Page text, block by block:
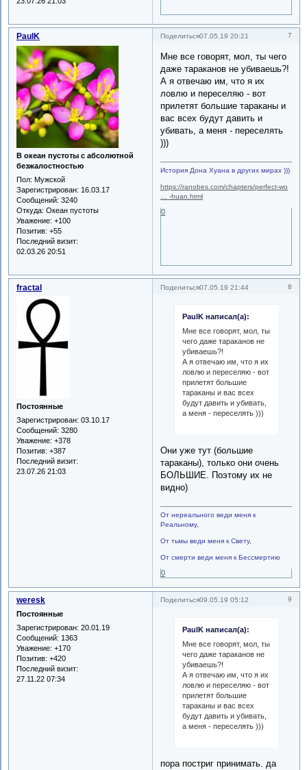
Поделиться 7
07.05.19 20:21
PaulK
В океан пустоты с абсолютной
безжалостностью
Пол: Мужской
Зарегистрирован: 16.03.17
Сообщений: 3240
Откуда: Океан пустоты
Уважение: +100
Позитив: +55
Последний визит:
02.03.26 20:51
Мне все говорят, мол, ты чего
даже тараканов не убиваешь?!
А я отвечаю им, что я их
ловлю и переселяю - вот
прилетят большие тараканы и
вас всех будут давить и
убивать, а меня - переселять
)))
История Дона Хуана в других мирах )))
https://ranobes.com/chapters/perfect-wo
… -huan.html
0
Поделиться 8
07.05.19 21:44
fractal
Постоянные
Зарегистрирован: 03.10.17
Сообщений: 3280
Уважение: +378
Позитив: +387
Последний визит:
23.07.26 21:03
PaulK написал(а):
Мне все говорят, мол, ты
чего даже тараканов не
убиваешь?!
А я отвечаю им, что я их
ловлю и переселяю - вот
прилетят большие
тараканы и вас всех
будут давить и убивать,
а меня - переселять )))
Они уже тут (большие
тараканы), только они очень
БОЛЬШИЕ. Поэтому их не
видно)
От нереального веди меня к
Реальному,
От тьмы веди меня к Свету,
От смерти веди меня к Бессмертию
0
Поделиться 9
09.05.19 05:12
weresk
Постоянные
Зарегистрирован: 20.01.19
Сообщений: 1363
Уважение: +170
Позитив: +420
Последний визит:
27.11.22 07:34
PaulK написал(а):
Мне все говорят, мол, ты
чего даже тараканов не
убиваешь?!
А я отвечаю им, что я их
ловлю и переселяю - вот
прилетят большие
тараканы и вас всех
будут давить и убивать,
а меня - переселять )))
пора постриг принимать. да